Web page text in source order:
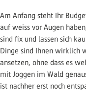
Am Anfang steht Ihr
auf weiss vor Augen
sind fix und lassen sich
Dinge sind Ihnen wirklich
ansetzen, ohne dass es
mit Joggen im Wald
ist nachher erst noch